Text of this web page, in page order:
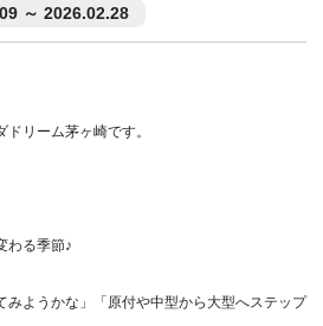
～ 2026.02.28
リーム茅ヶ崎です。
わる季節♪
みようかな」「原付や中型から大型へステップ